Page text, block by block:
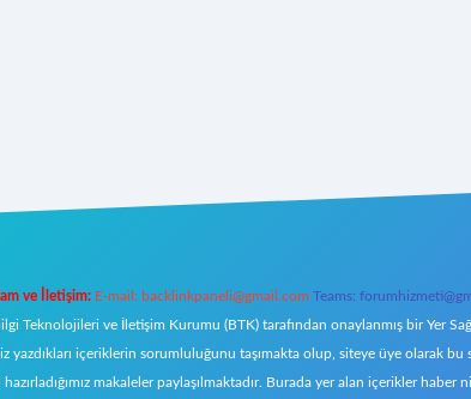
ve İletişim: E-mail: backlinkpaneli@gmail.com Teams:
Teknolojileri ve İletişim Kurumu (BTK) tarafından onaylanmış bir Yer
içeriklerin sorumluluğunu taşımakta olup, siteye üye olarak
makaleler paylaşılmaktadır. Burada yer alan içerikler